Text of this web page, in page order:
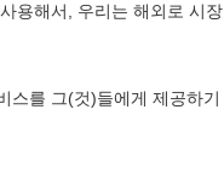
용해서, 우리는 해외로 시장
스를 그(것)들에게 제공하기